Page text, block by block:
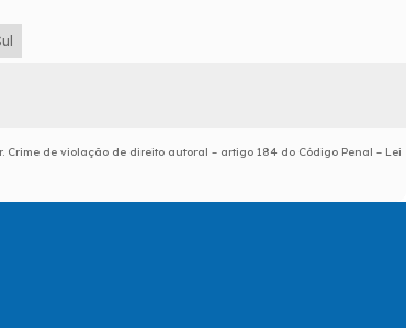
de violação de direito autoral – artigo 184 do Código Penal – Lei